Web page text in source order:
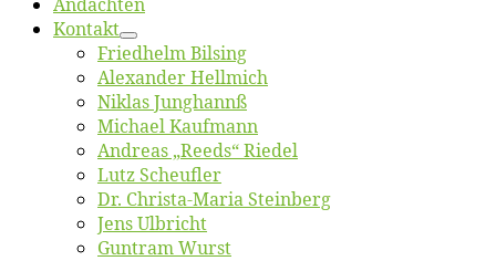
Kon­takt
Fried­helm Bilsing
Alex­an­der Hellmich
Ni­klas Junghannß
Mi­cha­el Kaufmann
An­dre­as „Reeds“ Riedel
Lutz Scheuf­ler
Dr. Chris­­ta-Ma­ria Steinberg
Jens Ulb­richt
Gun­tram Wurst